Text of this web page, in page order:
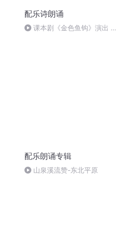
配乐诗朗诵
课本剧《金色鱼钩》演出 红
配乐朗诵专辑
山泉溪流赞-东北平原